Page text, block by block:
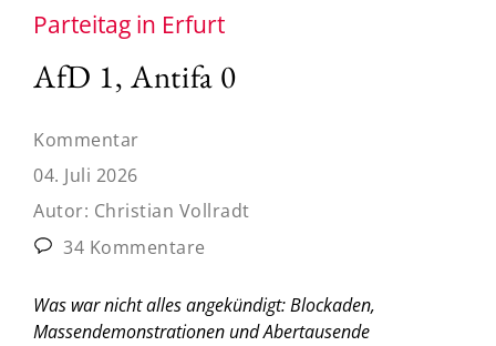
Parteitag in Erfurt
AfD 1, Antifa 0
Kommentar
04. Juli 2026
Autor: Christian Vollradt
34 Kommentare
Was war nicht alles angekündigt: Blockaden,
Massendemonstrationen und Abertausende